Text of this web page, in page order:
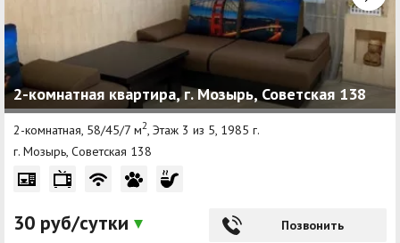
2-комнатная квартира, г. Мозырь, Советская 138
2-комнатная, 58/45/7 м2, Этаж 3 из 5, 1985 г.
г. Мозырь, Советская 138
30 руб/сутки Позвонить